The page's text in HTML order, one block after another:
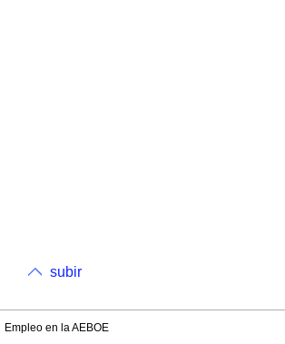
subir
Empleo en la AEBOE